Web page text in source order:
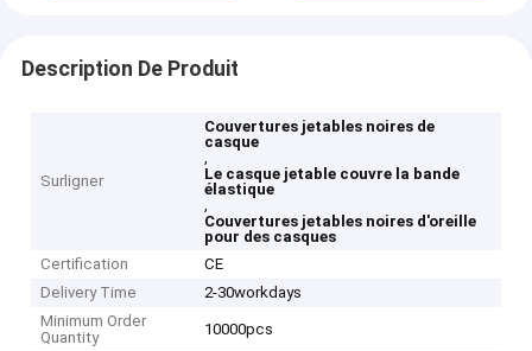
Description De Produit
Surligner
Couvertures jetables noires de
casque
,
Le casque jetable couvre la bande
élastique
,
Couvertures jetables noires d'oreille
pour des casques
Certification
CE
Delivery Time
2-30workdays
Minimum Order
Quantity
10000pcs